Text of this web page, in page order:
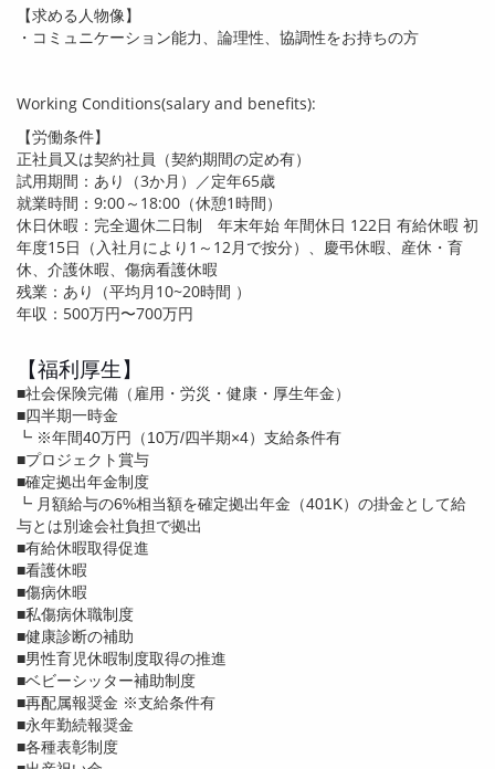
【求める人物像】
・コミュニケーション能力、論理性、協調性をお持ちの方
Working Conditions(salary and benefits):
【労働条件】
正社員又は契約社員（契約期間の定め有）
試用期間：あり（3か月）／定年65歳
就業時間： 9:00～ 18:00 （休憩1時間）
休日休暇：完全週休二日制 年末年始 年間休日 122日 有給休暇 初
年度15日（入社月により 1 ～ 12 月で按分）、慶弔休暇、産休・育
休、介護休暇、傷病看護休暇
残業：あり（平均月 10~20時間 ）
年収： 500万円〜700万円
【福利厚生】
■社会保険完備（雇用・労災・健康・厚生年金）
■四半期一時金
┗ ※年間40万円（10万/四半期×4）支給条件有
■プロジェクト賞与
■確定拠出年金制度
┗ 月額給与の6%相当額を確定拠出年金（401K）の掛金として給
与とは別途会社負担で拠出
■有給休暇取得促進
■看護休暇
■傷病休暇
■私傷病休職制度
■健康診断の補助
■男性育児休暇制度取得の推進
■ベビーシッター補助制度
■再配属報奨金 ※支給条件有
■永年勤続報奨金
■各種表彰制度